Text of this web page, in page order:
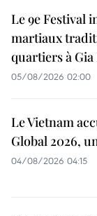
Le 9e Festival
martiaux
quartiers à Gia
05/08/2026 02:00
Le Vietnam
Global 2026,
04/08/2026 04:15